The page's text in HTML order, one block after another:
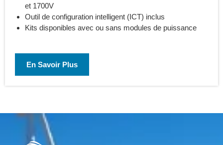
et 1700V
Outil de configuration intelligent (ICT) inclus
Kits disponibles avec ou sans modules de puissance
En Savoir Plus